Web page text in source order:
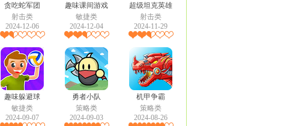
贪吃蛇军团
射击类
2024-12-06
趣味课间游戏
敏捷类
2024-12-04
超级坦克英雄
射击类
2024-11-29
趣味躲避球
敏捷类
2024-09-07
勇者小队
策略类
2024-09-03
机甲争霸
策略类
2024-08-26